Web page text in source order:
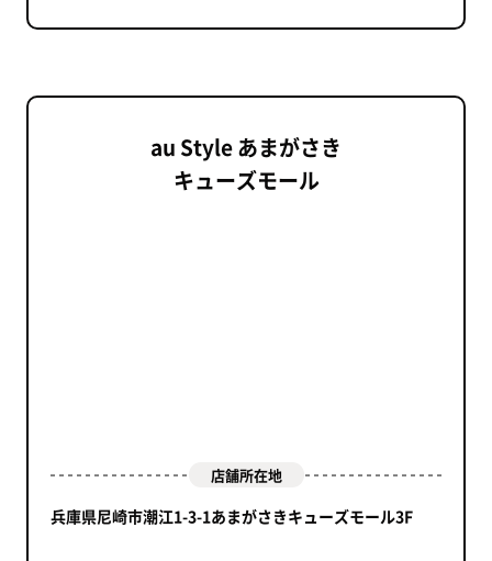
au Style あまがさき
キューズモール
店舗所在地
兵庫県尼崎市潮江1-3-1あまがさきキューズモール3F